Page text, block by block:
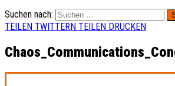
Suchen nach:
TEILEN TWITTERN TEILEN DRUCKEN